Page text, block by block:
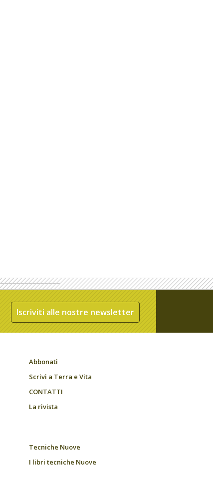
Iscriviti alle nostre newsletter
Abbonati
Scrivi a Terra e Vita
CONTATTI
La rivista
Tecniche Nuove
I libri tecniche Nuove